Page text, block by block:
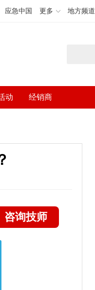
应急中国 更多 地方频道
动 经销商
咨询技师